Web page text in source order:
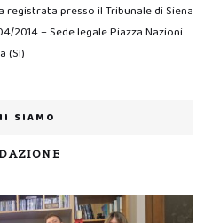
presso il Tribunale di Siena
2014 – Sede legale Piazza Nazioni
(SI)
SIAMO